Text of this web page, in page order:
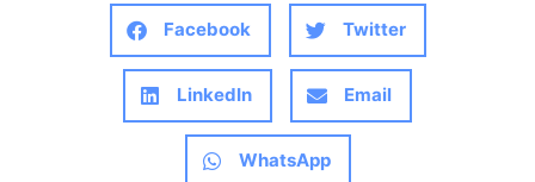
Facebook Twitter
LinkedIn Email
WhatsApp